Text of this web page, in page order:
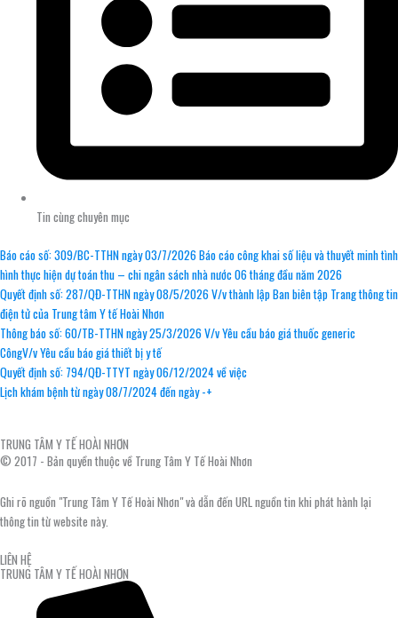
Tin cùng chuyên mục
Báo cáo số: 309/BC-TTHN ngày 03/7/2026 Báo cáo công khai số liệu và thuyết minh tình
hình thực hiện dự toán thu – chi ngân sách nhà nước 06 tháng đầu năm 2026
Quyết định số: 287/QĐ-TTHN ngày 08/5/2026 V/v thành lập Ban biên tập Trang thông tin
điện tử của Trung tâm Y tế Hoài Nhơn
Thông báo số: 60/TB-TTHN ngày 25/3/2026 V/v Yêu cầu báo giá thuốc generic
CôngV/v Yêu cầu báo giá thiết bị y tế
Quyết định số: 794/QĐ-TTYT ngày 06/12/2024 về việc
Lịch khám bệnh từ ngày 08/7/2024 đến ngày -+
TRUNG TÂM Y TẾ HOÀI NHƠN
© 2017 - Bản quyền thuộc về Trung Tâm Y Tế Hoài Nhơn
Ghi rõ nguồn "Trung Tâm Y Tế Hoài Nhơn" và dẫn đến URL nguồn tin khi phát hành lại
thông tin từ website này.
LIÊN HỆ
TRUNG TÂM Y TẾ HOÀI NHƠN